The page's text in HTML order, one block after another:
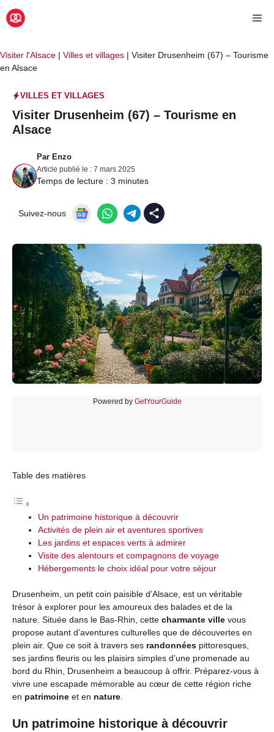
Aller
au
Visiter l'Alsace | Villes et villages | Visiter Drusenheim (67) – Tourisme
en Alsace
VILLES ET VILLAGES
Visiter Drusenheim (67) – Tourisme en
Alsace
Par Enzo
Article publié le : 7 mars 2025
Temps de lecture : 3 minutes
Suivez-nous
Powered by GetYourGuide
Table des matières
Un patrimoine historique à découvrir
Activités de plein air et aventures sportives
Les jardins et espaces verts à admirer
Visite des alentours et compagnons de voyage
Hébergements le choix idéal pour votre séjour
Drusenheim, un petit coin paisible d’Alsace, est un véritable
trésor à explorer pour les amoureux des balades et de la
nature. Située dans le Bas-Rhin, cette charmante ville vous
propose autant d’aventures culturelles que de découvertes en
plein air. Que ce soit à travers ses randonnées pittoresques,
ses jardins fleuris ou les plaisirs simples d’une promenade au
bord du Rhin, Drusenheim a beaucoup à offrir. Préparez-vous à
vivre une escapade mémorable au cœur de cette région riche
en patrimoine et en nature.
Un patrimoine historique à découvrir